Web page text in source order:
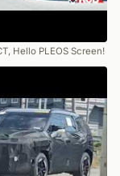
Hello PLEOS Screen!